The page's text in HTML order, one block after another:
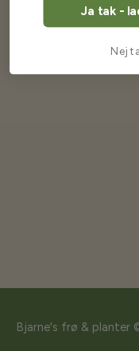
Returnering og
Bjarne's frø & planter
Ja tak -
Nej